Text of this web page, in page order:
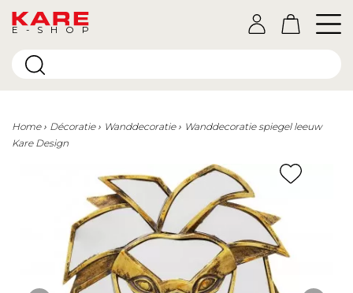
E-SHOP
Home Décoratie Wanddecoratie
Wanddecoratie spiegel leeuw
Kare Design